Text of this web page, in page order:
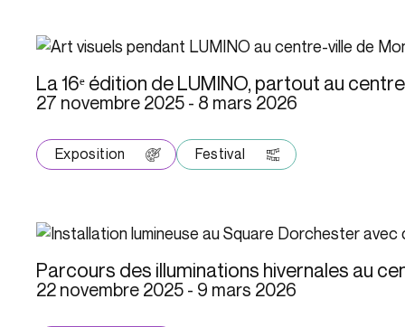
La 16ᵉ édition de LUMINO, partout au
27 novembre 2025 - 8 mars 2026
Exposition Festival
Parcours des illuminations hivernales au
22 novembre 2025 - 9 mars 2026